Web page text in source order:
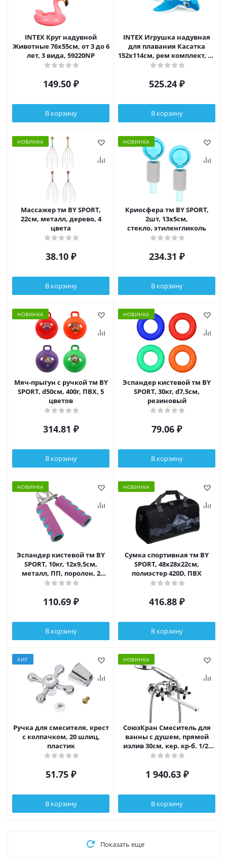
INTEX Круг надувной
Животные 76х55см, от 3 до 6
лет, 3 вида, 59220NP
149.50 ₽
В корзину
INTEX Игрушка надувная
для плавания Касатка
152x114см, рем комплект, от
3 лет, 58523NP
525.24 ₽
В корзину
НОВИНКА
Массажер тм BY SPORT,
22см, металл, дерево, 4
цвета
38.10 ₽
В корзину
НОВИНКА
Криосфера тм BY SPORT,
2шт, 13х5см,
стекло, этиленгликоль
234.31 ₽
В корзину
НОВИНКА
Мяч-прыгун с ручкой тм BY
SPORT, d50см, 400г, ПВХ, 5
цветов
314.81 ₽
В корзину
НОВИНКА
Эспандер кистевой тм BY
SPORT, 30кг, d7,5см,
резиновый
79.06 ₽
В корзину
НОВИНКА
Эспандер кистевой тм BY
SPORT, 10кг, 12x9,5см,
металл, ПП, поролон, 2
цвета
110.69 ₽
В корзину
НОВИНКА
Сумка спортивная тм BY
SPORT, 48x28x22см,
полиэстер 420D, ПВХ
416.88 ₽
В корзину
ХИТ
Ручка для смесителя, крест
с колпачком, 20 шлиц,
пластик
51.75 ₽
В корзину
НОВИНКА
СоюзКран Смеситель для
ванны с душем, прямой
излив 30см, кер. кр-б. 1/2,
цинк, хром/черный SK08-
1 940.63₽
В корзину
Показать еще